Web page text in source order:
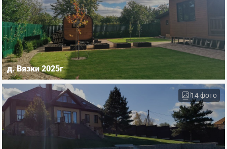
д. Вязки 2025г
14 фото